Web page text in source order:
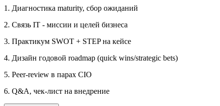
1. Диагностика maturity, сбор ожиданий
2. Связь IT - миссии и целей бизнеса
3. Практикум SWOT + STEP на кейсе
4. Дизайн годовой roadmap (quick wins/strategic bets)
5. Peer-review в парах CIO
6. Q&A, чек-лист на внедрение